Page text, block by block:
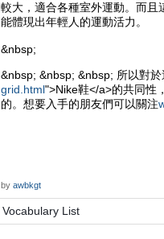
較大，適合各種室外運動。而且
能體現出年輕人的運動活力。
&nbsp;
&nbsp; &nbsp; &nbsp; 所以對
grid.html">Nike鞋</a>的共同性
的。想要入手的朋友們可以關注
by awbkgt
Vocabulary List